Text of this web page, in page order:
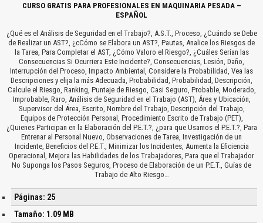
CURSO GRATIS PARA PROFESIONALES EN MAQUINARIA PESADA –
ESPAÑOL
¿Qué es el Análisis de Seguridad en el Trabajo?, A.S.T., Proceso, ¿Cuándo se Debe
de Realizar un AST?, ¿cCómo se Elabora un AST?, Pautas, Analice los Riesgos de
la Tarea, Para Completar el AST, ¿Cómo Valoro el Riesgo?, ¿Cuáles Serían las
Consecuencias Si Ocurriera Este Incidente?, Consecuencias, Lesión, Daño,
Interrupción del Proceso, Impacto Ambiental, Considere la Probabilidad, Vea las
Descripciones y elija la más Adecuada, Probabilidad, Probabilidad, Descripción,
Calcule el Riesgo, Ranking, Puntaje de Riesgo, Casi Seguro, Probable, Moderado,
Improbable, Raro, Análisis de Seguridad en el Trabajo (AST), Área y Ubicación,
Supervisor del Área, Escrito, Nombre del Trabajo, Descripción del Trabajo,
Equipos de Protección Personal, Procedimiento Escrito de Trabajo (PET),
¿Quienes Participan en la Elaboración del P.E.T.?, ¿para que Usamos el P.E.T.?, Para
Entrenar al Personal Nuevo, Observaciones de Tarea, Investigación de un
Incidente, Beneficios del P.E.T., Minimizar los Incidentes, Aumenta la Eficiencia
Operacional, Mejora las Habilidades de los Trabajadores, Para que el Trabajador
No Suponga los Pasos Seguros, Proceso de Elaboración de un P.E.T., Guías de
Trabajo de Alto Riesgo…
Páginas: 25
Tamaño: 1.09 MB